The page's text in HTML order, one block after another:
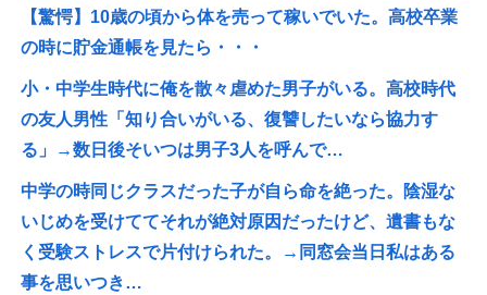
【驚愕】10歳の頃から体を売って稼いでいた。高校卒業
の時に貯金通帳を見たら・・・
小・中学生時代に俺を散々虐めた男子がいる。高校時代
の友人男性「知り合いがいる、復讐したいなら協力す
る」→数日後そいつは男子3人を呼んで…
中学の時同じクラスだった子が自ら命を絶った。陰湿な
いじめを受けててそれが絶対原因だったけど、遺書もな
く受験ストレスで片付けられた。→同窓会当日私はある
事を思いつき…